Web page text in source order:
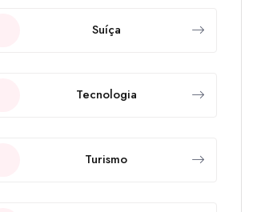
Suíça
Tecnologia
Turismo